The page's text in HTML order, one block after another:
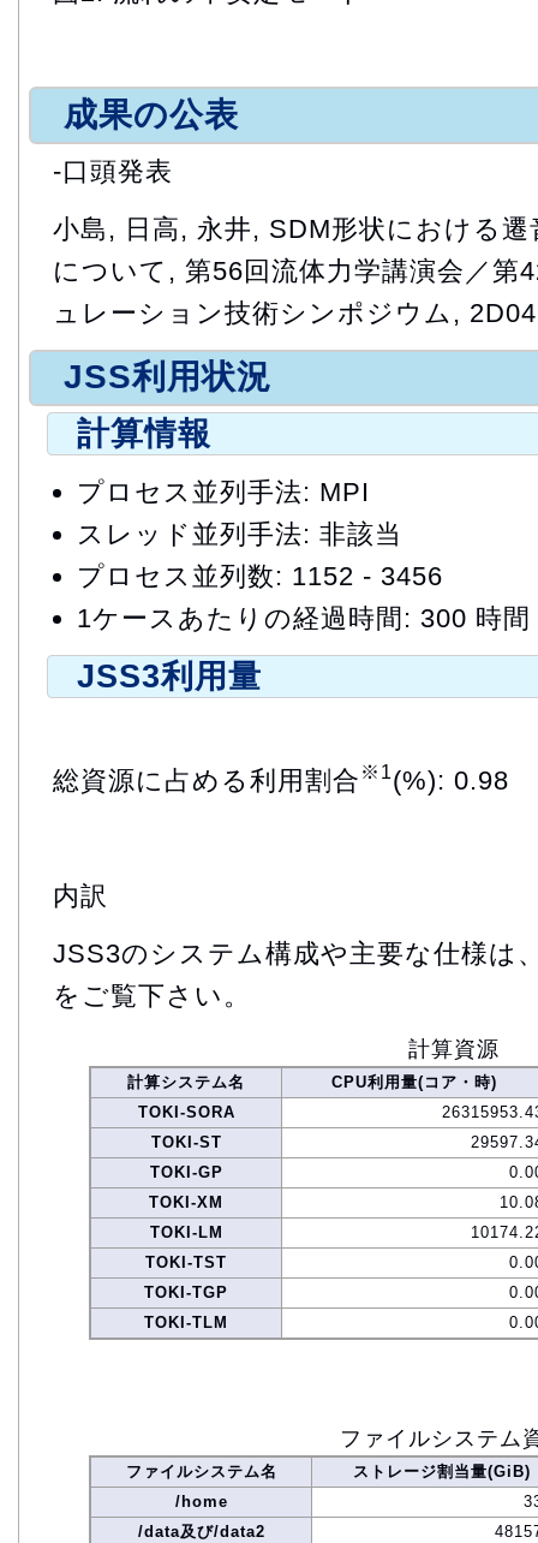
成果の公表
-口頭発表
小島, 日高, 永井, SDM形状における
について, 第56回流体力学講演会／第
ュレーション技術シンポジウム,
JSS利用状況
計算情報
プロセス並列手法: MPI
スレッド並列手法: 非該当
プロセス並列数: 1152 - 3456
1ケースあたりの経過時間: 300 時間
JSS3利用量
総資源に占める利用割合 ※1 (%): 0.98
内訳
JSS3のシステム構成や主要な仕様は
をご覧下さい。
計算資源
計算システム名
CPU利用量(コア・時)
TOKI-SORA
TOKI-ST
TOKI-GP
TOKI-XM
TOKI-LM
TOKI-TST
TOKI-TGP
TOKI-TLM
ファイルシステム
ファイルシステム名
ストレージ割当量(GiB)
/home
/data及び/data2